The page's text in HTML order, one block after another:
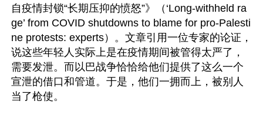
自疫情封锁“长期压抑的愤怒”》（‘Long-withheld ra
ge’ from COVID shutdowns to blame for pro-Palesti
ne protests: experts）。文章引用一位专家的论证，
说这些年轻人实际上是在疫情期间被管得太严了，
需要发泄。而以巴战争恰恰给他们提供了这么一个
宣泄的借口和管道。于是，他们一拥而上，被别人
当了枪使。